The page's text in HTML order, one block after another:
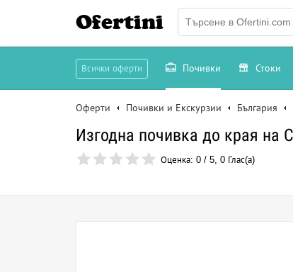
Ofertini
Всички оферти Почивки Стоки
Оферти Почивки и Екскурзии България
Изгодна почивка до края на
Оценка: 0 / 5, 0 Глас(а)